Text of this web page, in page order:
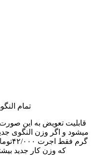
قابلیت تعویض به این
میشود و اگر وزن النگوی
گرم
که وزن کار جدید